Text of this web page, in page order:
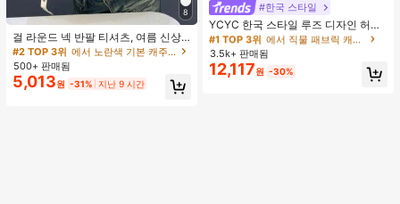
8
걸 라운드 넥 반팔 티셔츠, 여름 신상
레터 프린트, 아메리칸 핫걸 스타일,
패션 캐주얼 다용도 슬림핏 크롭 탑 옐
로우
#2 TOP 3위
에서 노란색 기본 캐주얼 티셔츠
500+ 판매됨
5,013원 -31% 지난 9 시간
#한국 스타일
YCYC 한국 스타일 루즈 디자인 허리
밴드 얇은 스트레이트 레그 캐주얼 스
포츠 팬츠
#1 TOP 3위
거의 매진!
#1 TOP 3위
에서 직물 패브릭 캐주얼 바지
거의 매진!
#1 TOP 3위
에서 직물 패브릭 캐주얼 바지
거의 매진!
#1 TOP 3위
3.5k+ 판매됨
12,117원 -30%